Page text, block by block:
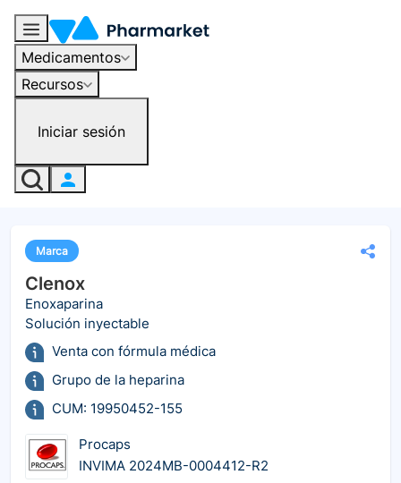
Medicamentos
Recursos
Iniciar sesión
Marca
Clenox
Enoxaparina
Solución inyectable
Venta con fórmula médica
Grupo de la heparina
CUM: 19950452-155
Procaps
INVIMA 2024MB-0004412-R2